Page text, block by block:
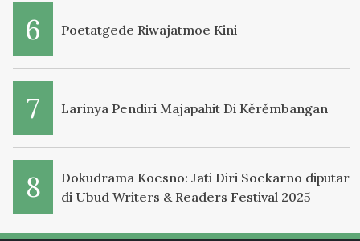
Poetatgede Riwajatmoe Kini
Larinya Pendiri Majapahit Di Kěrěmbangan
Dokudrama Koesno: Jati Diri Soekarno diputar
di Ubud Writers & Readers Festival 2025